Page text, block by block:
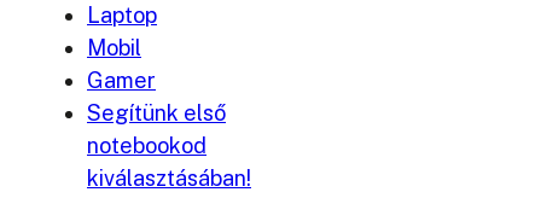
Laptop
Mobil
Gamer
Segítünk első
notebookod
kiválasztásában!